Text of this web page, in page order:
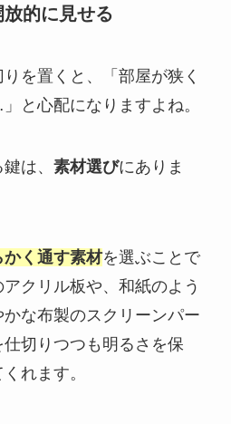
的に見せる
を置くと、「部屋が狭く
と心配になりますよね。
は、 素材選びにありま
かく通す素材を選ぶことで
クリル板や、和紙のよう
な布製のスクリーンパー
切りつつも明るさを保
れます。